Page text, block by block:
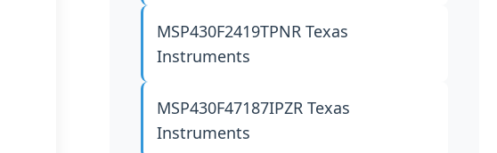
MSP430F2419TPNRTexas
Instruments
MSP430F47187IPZRTexas
Instruments